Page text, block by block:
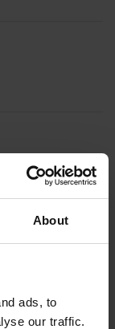
About
ads, to
our traffic.